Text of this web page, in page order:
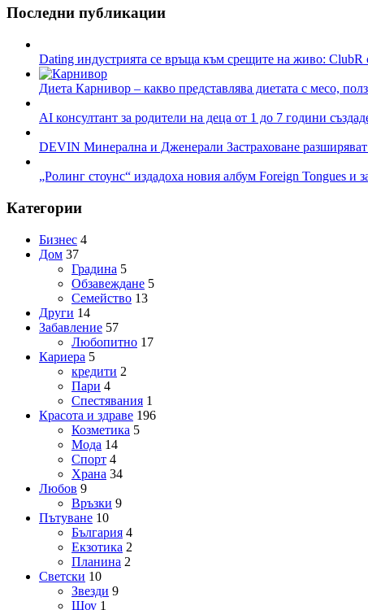
Последни публикации
Dating индустрията се връща към срещите на живо: ClubR
Диета Карнивор – какво представлява диетата с месо,
AI консултант за родители на деца от 1 до 7 години
DEVIN Минерална и Дженерали Застраховане
„Ролинг стоунс“ издадоха новия албум Foreign Tongues и
Категории
Бизнес 4
Дом 37
Градина 5
Обзавеждане 5
Семейство 13
Други 14
Забавление 57
Любопитно 17
Кариера 5
кредити 2
Пари 4
Спестявания 1
Красота и здраве 196
Козметика 5
Мода 14
Спорт 4
Храна 34
Любов 9
Връзки 9
Пътуване 10
България 4
Екзотика 2
Планина 2
Светски 10
Звезди 9
Шоу 1